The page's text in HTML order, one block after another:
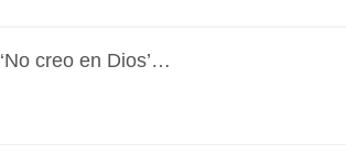
‘No creo en Dios’…